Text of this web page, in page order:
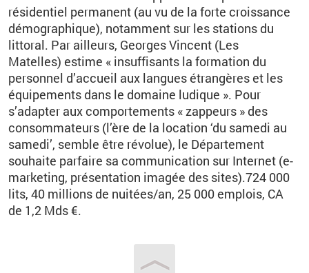
résidentiel permanent (au vu de la forte croissance
démographique), notamment sur les stations du
littoral. Par ailleurs, Georges Vincent (Les
Matelles) estime « insuffisants la formation du
personnel d’accueil aux langues étrangères et les
équipements dans le domaine ludique ». Pour
s’adapter aux comportements « zappeurs » des
consommateurs (l’ère de la location ‘du samedi au
samedi’, semble être révolue), le Département
souhaite parfaire sa communication sur Internet (e-
marketing, présentation imagée des sites).724 000
lits, 40 millions de nuitées/an, 25 000 emplois, CA
de 1,2 Mds €.